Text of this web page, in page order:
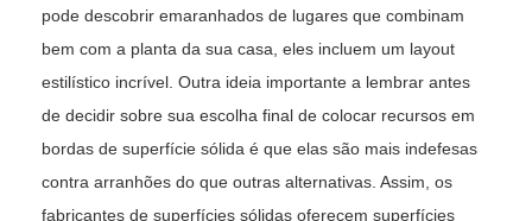
pode descobrir emaranhados de lugares que combinam
bem com a planta da sua casa, eles incluem um layout
estilístico incrível. Outra ideia importante a lembrar antes
de decidir sobre sua escolha final de colocar recursos em
bordas de superfície sólida é que elas são mais indefesas
contra arranhões do que outras alternativas. Assim, os
fabricantes de superfícies sólidas oferecem superfícies